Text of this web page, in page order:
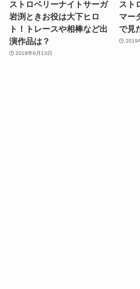
ストロベリーナイトサーガ
岩渕ときお役は大下ヒロ
ト！トレースや相棒など出
演作品は？
2019年6月13日
スト
マー
で見
2019